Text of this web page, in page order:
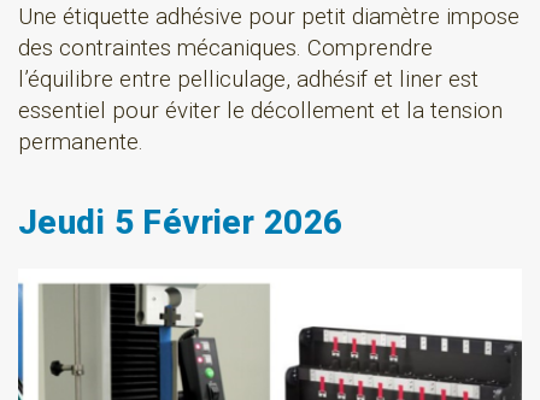
Une étiquette adhésive pour petit diamètre impose
des contraintes mécaniques. Comprendre
l’équilibre entre pelliculage, adhésif et liner est
essentiel pour éviter le décollement et la tension
permanente.
Jeudi 5 Février 2026